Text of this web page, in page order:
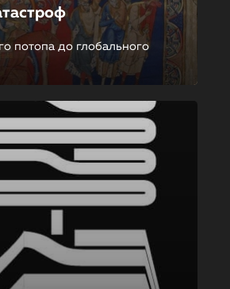
потопа до глобального